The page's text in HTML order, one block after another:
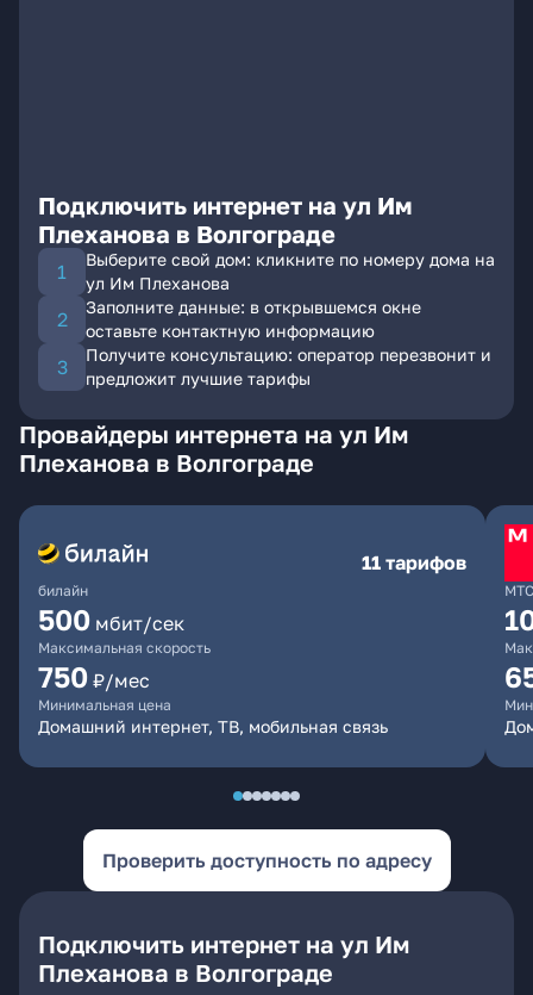
Подключить интернет на ул Им
Плеханова в Волгограде
Выберите свой дом: кликните по номеру дома на
ул Им Плеханова
Заполните данные: в открывшемся окне
оставьте контактную информацию
Получите консультацию: оператор перезвонит и
предложит лучшие тарифы
Провайдеры интернета на ул Им
Плеханова в Волгограде
билайн
11 тарифов
500 мбит/сек
Максимальная скорость
750 ₽/мес
Минимальная цена
Домашний интернет, ТВ, мобильная связь
МТС
Проверить доступность по адресу
Подключить интернет на ул Им
Плеханова в Волгограде